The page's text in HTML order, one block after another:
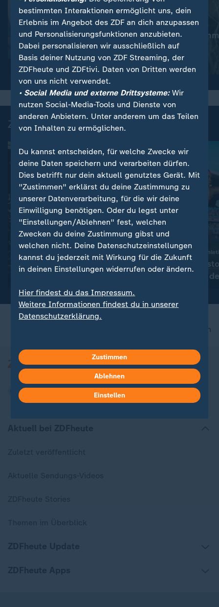
Wetter
So wird das Wetter
Video 1:21
Nachrichten | heute
Heißester
Westeuropa
Video 1:44
Zuletzt auf ZDFheute veröffentlicht
Ausgleichsversuch nach Tausenden Toten:
Türkei und PKK: Kann das
Amnestiegesetz die Gräben
schließen?
Auftakt der
Bronze:
gewinnt erste
nach oben
bestimmten Interaktionen ermöglicht uns, dein
Erlebnis im Angebot des ZDF an dich anzupassen
und Personalisierungsfunktionen anzubieten.
Dabei personalisieren wir ausschließlich auf
Basis deiner Nutzung von ZDF Streaming, der
ZDFheute und ZDFtivi. Daten von Dritten werden
von uns nicht verwendet.
• Social Media und externe Drittsysteme:Wir
nutzen Social-Media-Tools und Dienste von
anderen Anbietern. Unter anderem um das Teilen
von Inhalten zu ermöglichen.
Du kannst entscheiden, für welche Zwecke wir
deine Daten speichern und verarbeiten dürfen.
Dies betrifft nur dein aktuell genutztes Gerät. Mit
"Zustimmen" erklärst du deine Zustimmung zu
unserer Datenverarbeitung, für die wir deine
Einwilligung benötigen. Oder du legst unter
"Einstellungen/Ablehnen" fest, welchen
Zwecken du deine Zustimmung gibst und
welchen nicht. Deine Datenschutzeinstellungen
kannst du jederzeit mit Wirkung für die Zukunft
in deinen Einstellungen widerrufen oder ändern.
Hier findest du das Impressum.
Weitere Informationen findest du in unserer
Datenschutzerklärung.
Zustimmen
Ablehnen
Einstellen